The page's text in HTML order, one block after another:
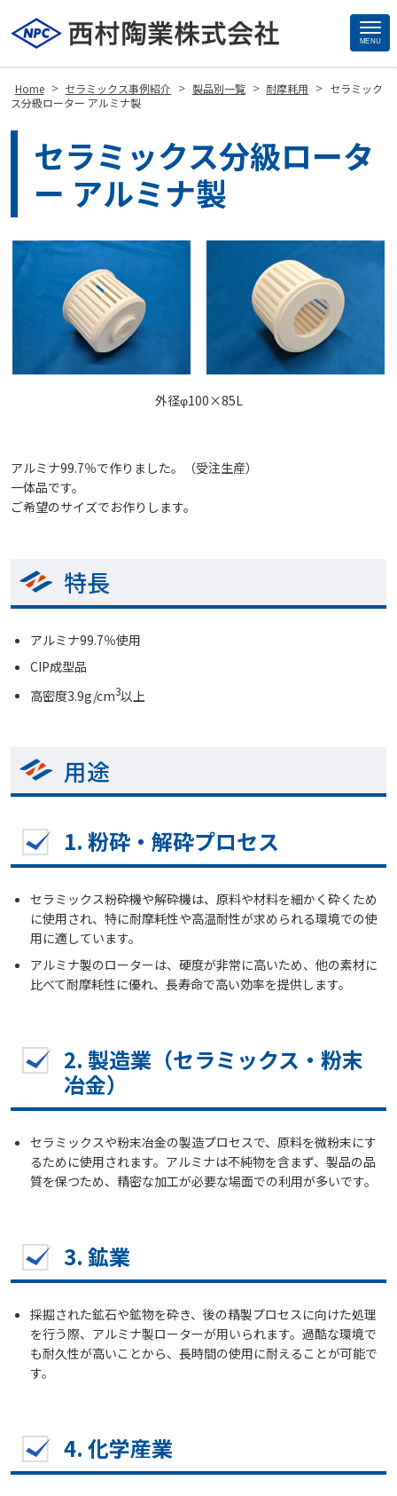
MENU
Home > セラミックス事例紹介 > 製品別一覧 > 耐摩耗用 > セラミック
ス分級ローター アルミナ製
セラミックス分級ロータ
ー アルミナ製
外径φ100×85L
アルミナ99.7％で作りました。（受注生産）
一体品です。
ご希望のサイズでお作りします。
特長
アルミナ99.7％使用
CIP成型品
高密度3.9g/cm3以上
用途
1. 粉砕・解砕プロセス
セラミックス粉砕機や解砕機は、原料や材料を細かく砕くため
に使用され、特に耐摩耗性や高温耐性が求められる環境での使
用に適しています。
アルミナ製のローターは、硬度が非常に高いため、他の素材に
比べて耐摩耗性に優れ、長寿命で高い効率を提供します。
2. 製造業（セラミックス・粉末
冶金）
セラミックスや粉末冶金の製造プロセスで、原料を微粉末にす
るために使用されます。アルミナは不純物を含まず、製品の品
質を保つため、精密な加工が必要な場面での利用が多いです。
3. 鉱業
採掘された鉱石や鉱物を砕き、後の精製プロセスに向けた処理
を行う際、アルミナ製ローターが用いられます。過酷な環境で
も耐久性が高いことから、長時間の使用に耐えることが可能で
す。
4. 化学産業
Site
Footer